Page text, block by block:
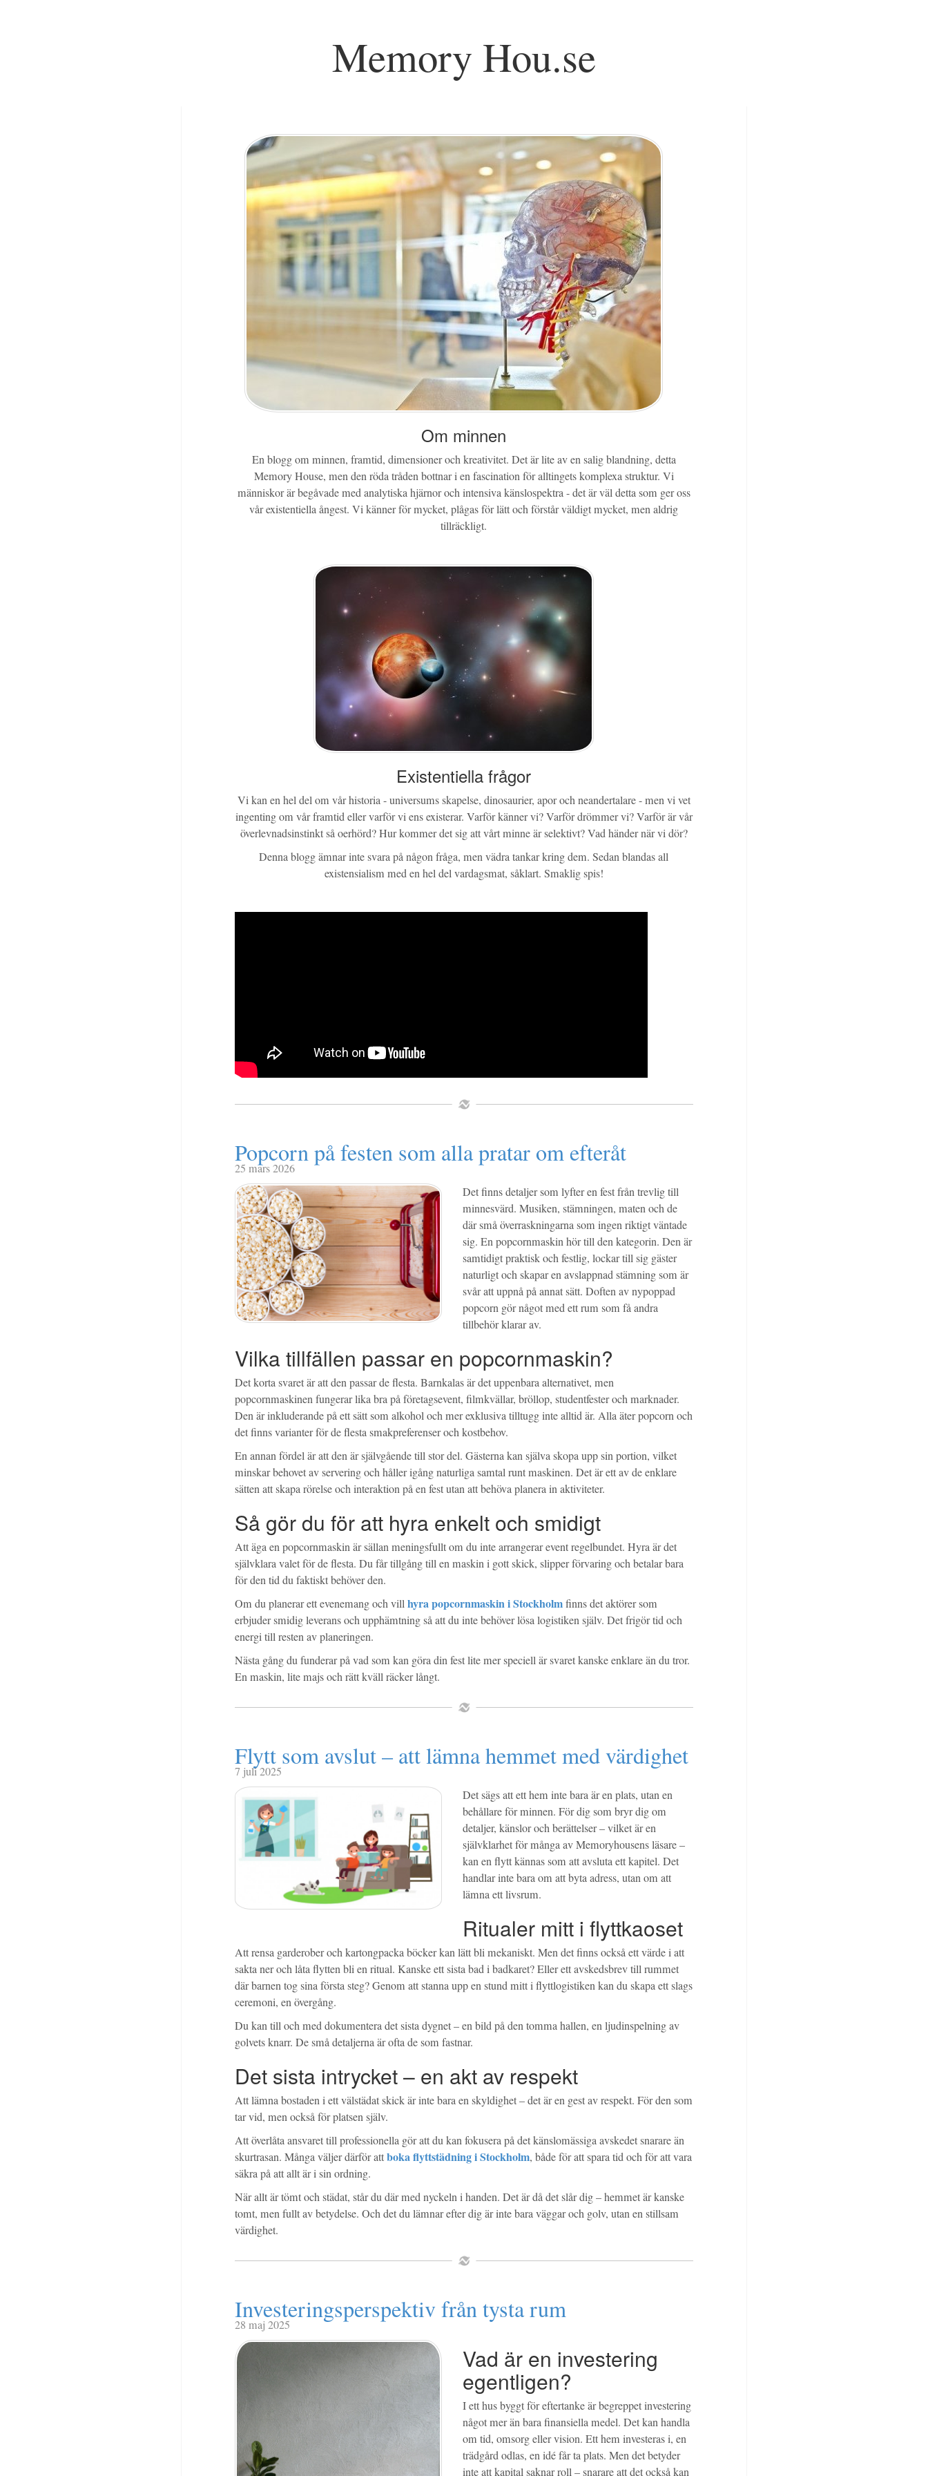
Memory Hou.se
Om minnen
En blogg om minnen, framtid, dimensioner och kreativitet. Det är lite av en salig blandning, detta
Memory House, men den röda tråden bottnar i en fascination för alltingets komplexa struktur. Vi
människor är begåvade med analytiska hjärnor och intensiva känslospektra - det är väl detta som ger oss
vår existentiella ångest. Vi känner för mycket, plågas för lätt och förstår väldigt mycket, men aldrig
tillräckligt.
Existentiella frågor
Vi kan en hel del om vår historia - universums skapelse, dinosaurier, apor och neandertalare - men vi vet
ingenting om vår framtid eller varför vi ens existerar. Varför känner vi? Varför drömmer vi? Varför är vår
överlevnadsinstinkt så oerhörd? Hur kommer det sig att vårt minne är selektivt? Vad händer när vi dör?
Denna blogg ämnar inte svara på någon fråga, men vädra tankar kring dem. Sedan blandas all
existensialism med en hel del vardagsmat, såklart. Smaklig spis!
Popcorn på festen som alla pratar om efteråt
25 mars 2026
Det finns detaljer som lyfter en fest från trevlig till
minnesvärd. Musiken, stämningen, maten och de
där små överraskningarna som ingen riktigt väntade
sig. En popcornmaskin hör till den kategorin. Den är
samtidigt praktisk och festlig, lockar till sig gäster
naturligt och skapar en avslappnad stämning som är
svår att uppnå på annat sätt. Doften av nypoppad
popcorn gör något med ett rum som få andra
tillbehör klarar av.
Vilka tillfällen passar en popcornmaskin?
Det korta svaret är att den passar de flesta. Barnkalas är det uppenbara alternativet, men
popcornmaskinen fungerar lika bra på företagsevent, filmkvällar, bröllop, studentfester och marknader.
Den är inkluderande på ett sätt som alkohol och mer exklusiva tilltugg inte alltid är. Alla äter popcorn och
det finns varianter för de flesta smakpreferenser och kostbehov.
En annan fördel är att den är självgående till stor del. Gästerna kan själva skopa upp sin portion, vilket
minskar behovet av servering och håller igång naturliga samtal runt maskinen. Det är ett av de enklare
sätten att skapa rörelse och interaktion på en fest utan att behöva planera in aktiviteter.
Så gör du för att hyra enkelt och smidigt
Att äga en popcornmaskin är sällan meningsfullt om du inte arrangerar event regelbundet. Hyra är det
självklara valet för de flesta. Du får tillgång till en maskin i gott skick, slipper förvaring och betalar bara
för den tid du faktiskt behöver den.
Om du planerar ett evenemang och villhyra popcornmaskin i Stockholmfinns det aktörer som
erbjuder smidig leverans och upphämtning så att du inte behöver lösa logistiken själv. Det frigör tid och
energi till resten av planeringen.
Nästa gång du funderar på vad som kan göra din fest lite mer speciell är svaret kanske enklare än du tror.
En maskin, lite majs och rätt kväll räcker långt.
Flytt som avslut – att lämna hemmet med värdighet
7 juli 2025
Det sägs att ett hem inte bara är en plats, utan en
behållare för minnen. För dig som bryr dig om
detaljer, känslor och berättelser – vilket är en
självklarhet för många av Memoryhousens läsare –
kan en flytt kännas som att avsluta ett kapitel. Det
handlar inte bara om att byta adress, utan om att
lämna ett livsrum.
Ritualer mitt i flyttkaoset
Att rensa garderober och kartongpacka böcker kan lätt bli mekaniskt. Men det finns också ett värde i att
sakta ner och låta flytten bli en ritual. Kanske ett sista bad i badkaret? Eller ett avskedsbrev till rummet
där barnen tog sina första steg? Genom att stanna upp en stund mitt i flyttlogistiken kan du skapa ett slags
ceremoni, en övergång.
Du kan till och med dokumentera det sista dygnet – en bild på den tomma hallen, en ljudinspelning av
golvets knarr. De små detaljerna är ofta de som fastnar.
Det sista intrycket – en akt av respekt
Att lämna bostaden i ett välstädat skick är inte bara en skyldighet – det är en gest av respekt. För den som
tar vid, men också för platsen själv.
Att överlåta ansvaret till professionella gör att du kan fokusera på det känslomässiga avskedet snarare än
skurtrasan. Många väljer därför attboka flyttstädning i Stockholm, både för att spara tid och för att vara
säkra på att allt är i sin ordning.
När allt är tömt och städat, står du där med nyckeln i handen. Det är då det slår dig – hemmet är kanske
tomt, men fullt av betydelse. Och det du lämnar efter dig är inte bara väggar och golv, utan en stillsam
värdighet.
Investeringsperspektiv från tysta rum
28 maj 2025
Vad är en investering
egentligen?
I ett hus byggt för eftertanke är begreppet investering
något mer än bara finansiella medel. Det kan handla
om tid, omsorg eller vision. Ett hem investeras i, en
trädgård odlas, en idé får ta plats. Men det betyder
inte att kapital saknar roll – snarare att det också kan